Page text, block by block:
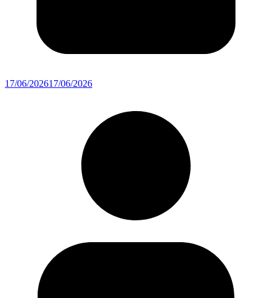
17/06/202617/06/2026